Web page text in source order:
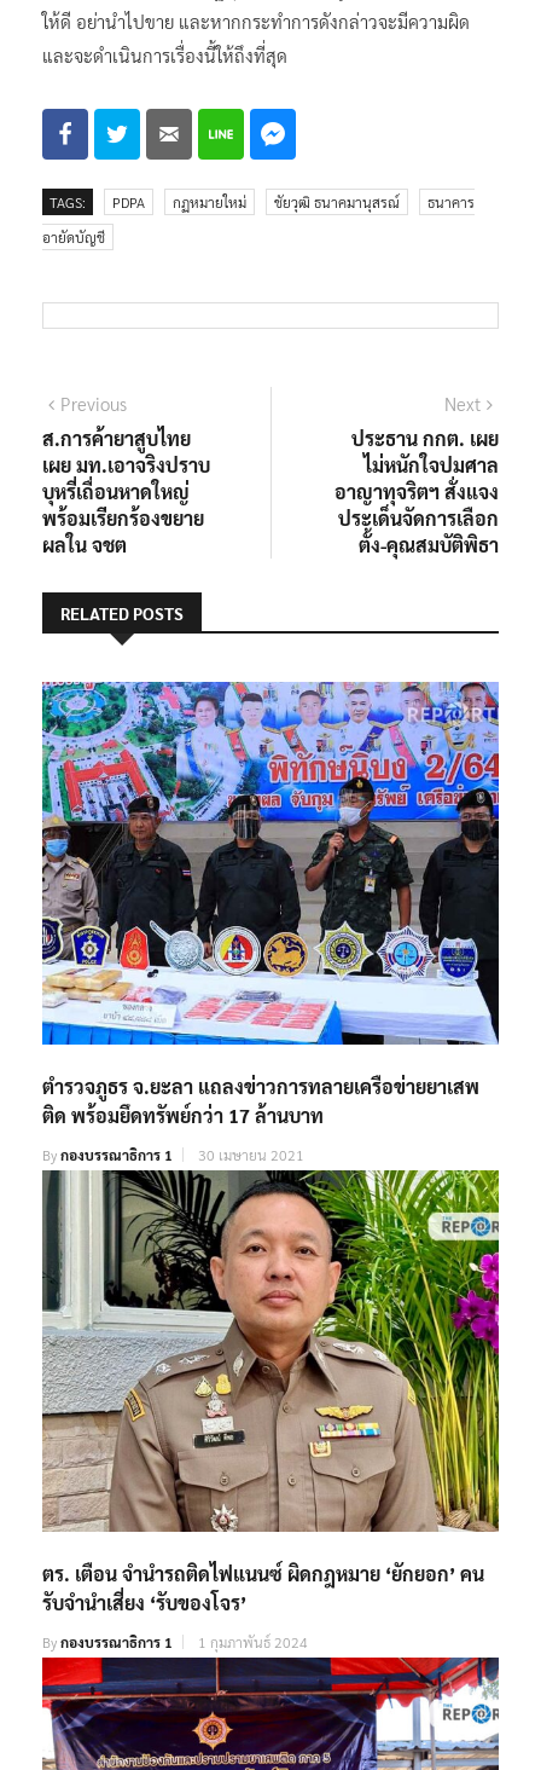
ให้ดี อย่านำไปขาย และหากกระทำการดังกล่าวจะมีความผิด
และจะดำเนินการเรื่องนี้ให้ถึงที่สุด
TAGS: PDPA กฏหมายใหม่ ชัยวุฒิ ธนาคมานุสรณ์
ธนาคาร
อายัดบัญชี
แนะแนว
เรื่อง
PreviousPrevious
post:
ส.การค้ายาสูบไทย
เผย มท.เอาจริงปราบ
บุหรี่เถื่อนหาดใหญ่
พร้อมเรียกร้องขยาย
ผลใน จชต
Next
post:
ประธาน กกต. เผย
ไม่หนักใจปมศาล
อาญาทุจริตฯ สั่งแจง
ประเด็นจัดการเลือก
ตั้ง-คุณสมบัติพิธา
RELATED POSTS
ตำรวจภูธร จ.ยะลา แถลงข่าวการทลายเครือข่ายยาเสพ
ติด พร้อมยึดทรัพย์กว่า 17 ล้านบาท
Byกองบรรณาธิการ 1 30 เมษายน 2021
ตร. เตือน จำนำรถติดไฟแนนซ์ ผิดกฎหมาย ‘ยักยอก’ คน
รับจำนำเสี่ยง ‘รับของโจร’
Byกองบรรณาธิการ 1 1 กุมภาพันธ์ 2024